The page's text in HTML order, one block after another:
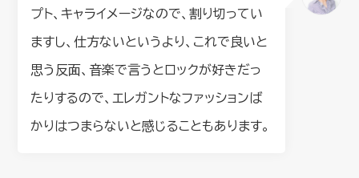
プト、キャライメージなので、割り切ってい
ますし、仕方ないというより、これで良いと
思う反面、音楽で言うとロックが好きだっ
たりするので、エレガントなファッションば
かりはつまらないと感じることもあります。